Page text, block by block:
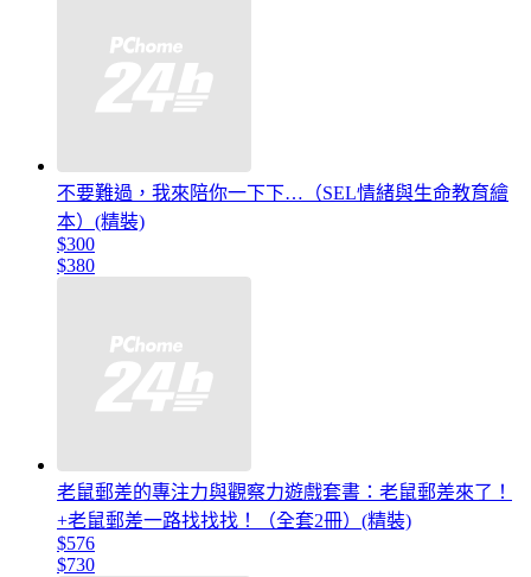
不要難過，我來陪你一下下…（SEL情緒與生命教育繪
本）(精裝)
$300
$380
老鼠郵差的專注力與觀察力遊戲套書：老鼠郵差來了！
+老鼠郵差一路找找找！（全套2冊）(精裝)
$576
$730